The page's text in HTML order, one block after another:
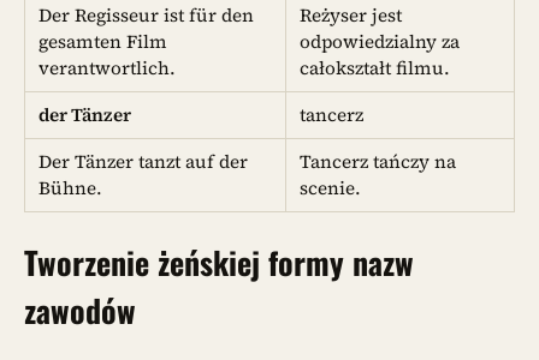
Der Regisseur ist für den
gesamten Film
verantwortlich.
Reżyser jest
odpowiedzialny za
całokształt filmu.
der Tänzer
tancerz
Der Tänzer tanzt auf der
Bühne.
Tancerz tańczy na
scenie.
Tworzenie żeńskiej formy nazw
zawodów